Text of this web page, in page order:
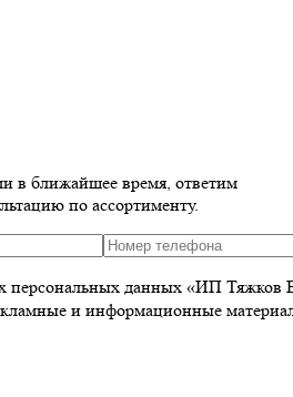
в ближайшее время, ответим
по ассортименту.
персональных данных «ИП Тяжков
и информационные